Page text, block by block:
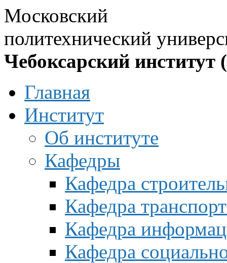
Московский
политехнический
Чебоксарский институт
Главная
Институт
Об институте
Кафедры
Кафедра
Кафедра
Кафедра
Кафедра